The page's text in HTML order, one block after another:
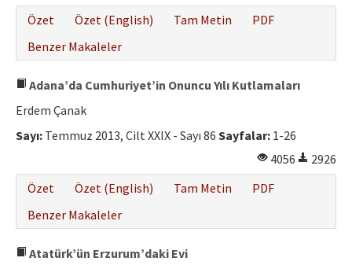
Özet
Özet (English) Tam Metin
PDF
Benzer Makaleler
Adana’da Cumhuriyet’in Onuncu Yılı Kutlamaları
Erdem Çanak
Sayı: Temmuz 2013, Cilt XXIX - Sayı 86 Sayfalar: 1-26
4056
2926
Özet
Özet (English) Tam Metin
PDF
Benzer Makaleler
Atatürk’ün Erzurum’daki Evi